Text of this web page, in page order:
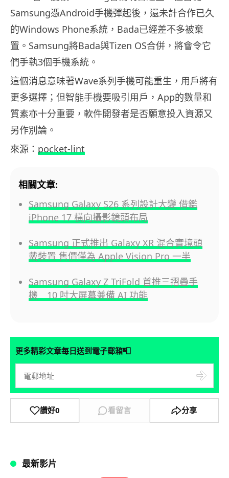
Samsung憑Android手機彈起後，還未計合作已久
的Windows Phone系統，Bada已經差不多被棄
置。Samsung將Bada與Tizen OS合併，將會令它
們手執3個手機系統。
這個消息意味著Wave系列手機可能重生，用戶將有
更多選擇；但智能手機要吸引用戶，App的數量和
質素亦十分重要，軟件開發者是否願意投入資源又
另作別論。
來源： pocket-lint
相關文章:
Samsung Galaxy S26 系列設計大變 借鑑
iPhone 17 橫向攝影鏡頭布局
Samsung 正式推出 Galaxy XR 混合實境頭
戴裝置 售價僅為 Apple Vision Pro 一半
Samsung Galaxy Z TriFold 首推三摺疊手
機 10 吋大屏幕兼備 AI 功能
更多精彩文章每日送到電子郵箱📮
讚好0 看留言 分享
最新影片